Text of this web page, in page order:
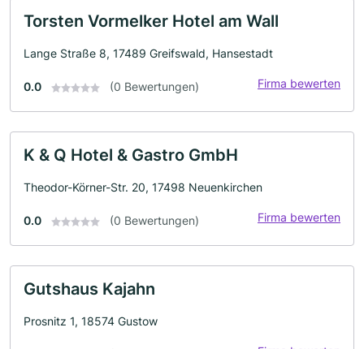
Torsten Vormelker Hotel am Wall
Lange Straße 8, 17489 Greifswald, Hansestadt
0.0 (0 Bewertungen) Firma bewerten
K & Q Hotel & Gastro GmbH
Theodor-Körner-Str. 20, 17498 Neuenkirchen
0.0 (0 Bewertungen) Firma bewerten
Gutshaus Kajahn
Prosnitz 1, 18574 Gustow